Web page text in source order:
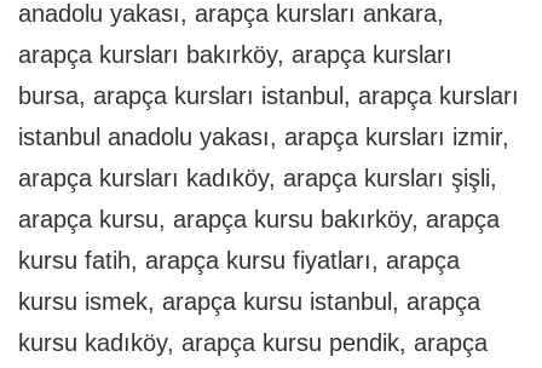
anadolu yakası, arapça kursları ankara,
arapça kursları bakırköy, arapça kursları
bursa, arapça kursları istanbul, arapça kursları
istanbul anadolu yakası, arapça kursları izmir,
arapça kursları kadıköy, arapça kursları şişli,
arapça kursu, arapça kursu bakırköy, arapça
kursu fatih, arapça kursu fiyatları, arapça
kursu ismek, arapça kursu istanbul, arapça
kursu kadıköy, arapça kursu pendik, arapça